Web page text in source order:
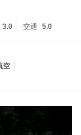
3.0 交通 5.0
空